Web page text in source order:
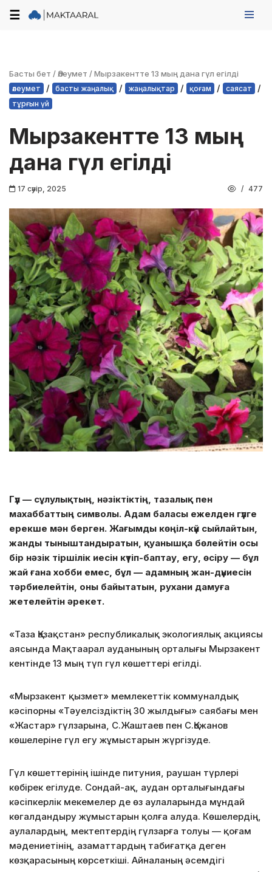
☰
Басты бет /Әлеумет /Мырзакентте 13 мың дана гүл егілді
әлеумет / басты жаңалық / жаңалықтар / қоғам / саясат /
тұрғын үй
Мырзакентте 13 мың
дана гүл егілді
17 сәуір, 2025 477
Гүл — сұлулықтың, нәзіктіктің, тазалық пен
махаббаттың символы. Адам баласы ежелден гүлге
ерекше мән берген. Жағымды көңіл-күй сыйлайтын,
жанды тыныштандыратын, қуанышқа бөлейтін осы
бір нәзік тіршілік иесін күтіп-баптау, егу, өсіру — бұл
жай ғана хобби емес, бұл — адамның жан-дүниесін
тәрбиелейтін, оны байытатын, рухани дамуға
жетелейтін әрекет.
«Таза Қазақстан» республикалық экологиялық акциясы
аясында Мақтаарал ауданының орталығы Мырзакент
кентінде 13 мың түп гүл көшеттері егілді.
«Мырзакент қызмет» мемлекеттік коммуналдық
кәсіпорны «Тәуелсіздіктің 30 жылдығы» саябағы мен
«Жастар» гүлзарына, С.Жаштаев пен С.Қожанов
көшелеріне гүл егу жұмыстарын жүргізуде.
Гүл көшеттерінің ішінде питуния, раушан түрлері
көбірек егілуде. Сондай-ақ, аудан орталығындағы
кәсіпкерлік мекемелер де өз аулаларында мұндай
көгалдандыру жұмыстарын қолға алуда. Көшелердің,
аулалардың, мектептердің гүлзарға толуы — қоғам
мәдениетінің, азаматтардың табиғатқа деген
көзқарасының көрсеткіші. Айналаның әсемдігі